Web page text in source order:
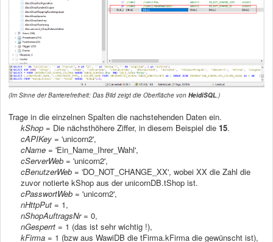
(Im Sinne der Barrierefreiheit: Das Bild zeigt die Oberfläche von HeidiSQL .)
Trage in die einzelnen Spalten die nachstehenden Daten ein.
kShop = Die nächsthöhere Ziffer, in diesem Beispiel die 15.
cAPIKey = 'unicorn2',
cName = 'Ein_Name_Ihrer_Wahl',
cServerWeb = 'unicorn2',
cBenutzerWeb = 'DO_NOT_CHANGE_XX', wobei XX die Zahl die
zuvor notierte kShop aus der unicornDB.tShop ist.
cPasswortWeb = 'unicorn2',
nHttpPut = 1,
nShopAuftragsNr= 0,
nGesperrt = 1 (das ist sehr wichtig !),
kFirma = 1 (bzw aus WawiDB die tFirma.kFirma die gewünscht ist),